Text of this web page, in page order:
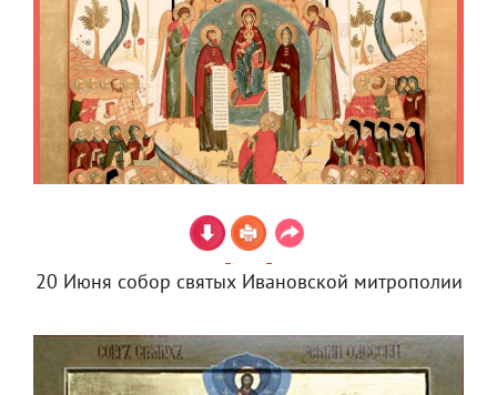
20 Июня собор святых Ивановской митрополии